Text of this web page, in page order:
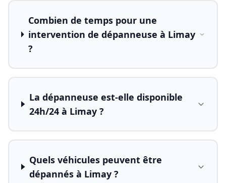
Combien de temps pour une
intervention de dépanneuse à Limay
?
La dépanneuse est-elle disponible
24h/24 à Limay ?
Quels véhicules peuvent être
dépannés à Limay ?